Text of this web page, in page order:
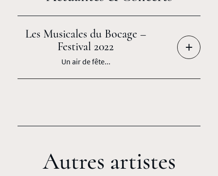
Les Musicales du Bocage –
Festival 2022
Un air de fête...
+
Autres artistes